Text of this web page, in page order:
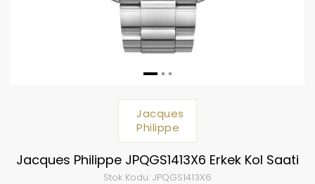
Jacques
Philippe
Jacques Philippe JPQGS1413X6 Erkek Kol Saati
Stok Kodu: JPQGS1413X6